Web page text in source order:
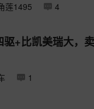
莲1495 4
驱+比凯美瑞大，
1